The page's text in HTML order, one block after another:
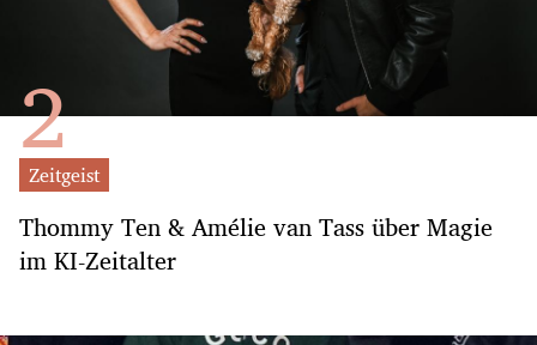
Zeitgeist
Thommy Ten & Amélie van Tass über Magie
im KI-Zeitalter